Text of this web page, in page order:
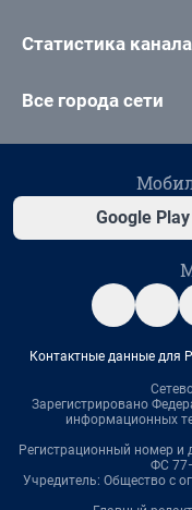
Статистика
Все города сети
Google Play
Контактные данные для
Зарегистрировано
информационных
Регистрационный номер и
ФС
Учредитель: Общество с